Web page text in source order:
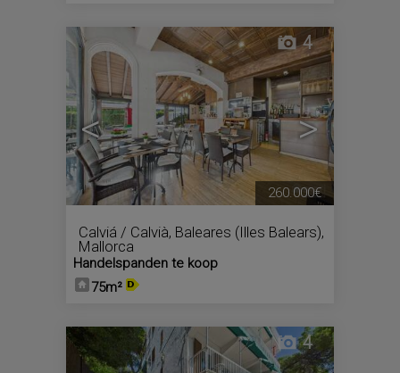
< >
4
Calviá / Calvià, Baleares (Illes Balears),
Mallorca
Handelspanden te koop
75m²
260.000€
4